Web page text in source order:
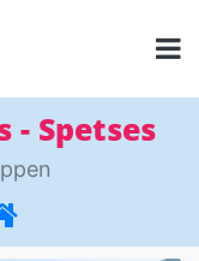
- Spetses